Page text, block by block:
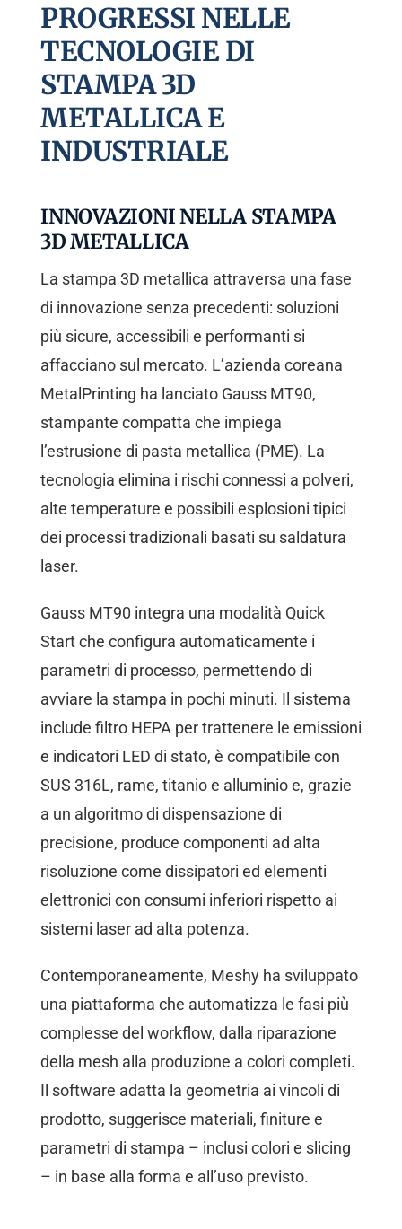
PROGRESSI NELLE
TECNOLOGIE DI
STAMPA 3D
METALLICA E
INDUSTRIALE
INNOVAZIONI NELLA STAMPA
3D METALLICA
La stampa 3D metallica attraversa una fase
di innovazione senza precedenti: soluzioni
più sicure, accessibili e performanti si
affacciano sul mercato. L’azienda coreana
MetalPrinting ha lanciato Gauss MT90,
stampante compatta che impiega
l’estrusione di pasta metallica (PME). La
tecnologia elimina i rischi connessi a polveri,
alte temperature e possibili esplosioni tipici
dei processi tradizionali basati su saldatura
laser.
Gauss MT90 integra una modalità Quick
Start che configura automaticamente i
parametri di processo, permettendo di
avviare la stampa in pochi minuti. Il sistema
include filtro HEPA per trattenere le emissioni
e indicatori LED di stato, è compatibile con
SUS 316L, rame, titanio e alluminio e, grazie
a un algoritmo di dispensazione di
precisione, produce componenti ad alta
risoluzione come dissipatori ed elementi
elettronici con consumi inferiori rispetto ai
sistemi laser ad alta potenza.
Contemporaneamente, Meshy ha sviluppato
una piattaforma che automatizza le fasi più
complesse del workflow, dalla riparazione
della mesh alla produzione a colori completi.
Il software adatta la geometria ai vincoli di
prodotto, suggerisce materiali, finiture e
parametri di stampa – inclusi colori e slicing
– in base alla forma e all’uso previsto.